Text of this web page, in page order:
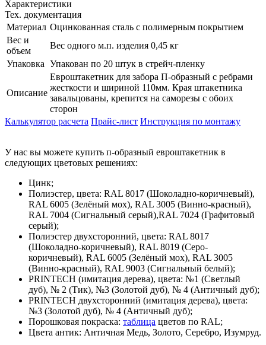
Характеристики
Тех. документация
Материал Оцинкованная сталь с полимерным покрытием
Вес и
объем
Вес одного м.п. изделия 0,45 кг
Упаковка Упакован по 20 штук в стрейч-пленку
Описание
Евроштакетник для забора П-образный с ребрами
жесткости и шириной 110мм. Края штакетника
завальцованы, крепится на саморезы с обоих
сторон
Калькулятор расчета Прайс-лист Инструкция по монтажу
У нас вы можете купить п-образный евроштакетник в
следующих цветовых решениях:
Цинк;
Полиэстер, цвета: RAL 8017 (Шоколадно-коричневый),
RAL 6005 (Зелёный мох), RAL 3005 (Винно-красный),
RAL 7004 (Сигнальный серый),RAL 7024 (Графитовый
серый);
Полиэстер двухсторонний, цвета: RAL 8017
(Шоколадно-коричневый), RAL 8019 (Серо-
коричневый), RAL 6005 (Зелёный мох), RAL 3005
(Винно-красный), RAL 9003 (Сигнальный белый);
PRINTECH (имитация дерева), цвета: №1 (Светлый
дуб), № 2 (Тик), №3 (Золотой дуб), № 4 (Античный дуб);
PRINTECH двухсторонний (имитация дерева), цвета:
№3 (Золотой дуб), № 4 (Античный дуб);
Порошковая покраска: таблица цветов по RAL;
Цвета антик: Античная Медь, Золото, Серебро, Изумруд.